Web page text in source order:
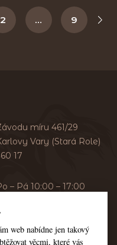
2 … 9
míru 461/29
Vary (Stará Role)
17
– Pá 10:00 – 17:00
353 549 410
web nabídne jen takový
věcmi, které vás